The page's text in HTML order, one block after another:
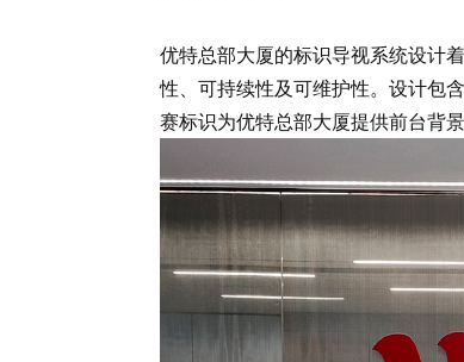
优特总部大厦的标识导视系统设计
性、可持续性及可维护性。设计包
赛标识为优特总部大厦提供前台背